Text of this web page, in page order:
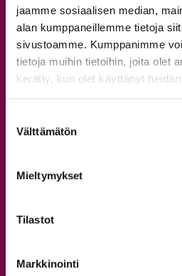
jaamme sosiaalisen median,
alan kumppaneillemme tietoja
sivustoamme. Kumppanimme
tietoja muihin tietoihin, joita olet
kerätty, kun olet käyttänyt
valinta
Välttämätön
Mieltymykset
Tilastot
Markkinointi
Opettajat
Kaikki opettajat
Tervetuloa StepUp
Nuorten tanssitunnit
Rekisteröidy
Usein kysyttyä
Tutustu StepUpin tarinaan